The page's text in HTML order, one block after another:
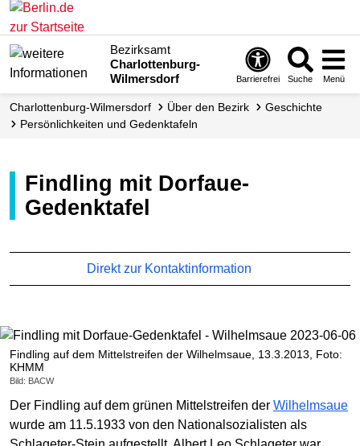
Bezirksamt
Charlottenburg-
Wilmersdorf
Barrierefrei Suche Menü
Charlottenburg-Wilmersdorf Über den Bezirk
Geschichte
Persönlichkeiten und Gedenktafeln
Findling mit Dorfaue-
Gedenktafel
Direkt zur Kontaktinformation
Findling auf dem Mittelstreifen der Wilhelmsaue, 13.3.2013, Foto:
KHMM
Bild: BACW
Der Findling auf dem grünen Mittelstreifen der Wilhelmsaue
wurde am 11.5.1933 von den Nationalsozialisten als